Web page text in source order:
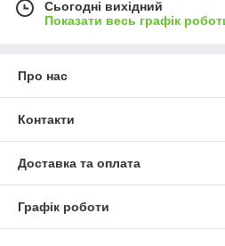
Сьогодні вихідний
Показати весь графік
Про нас
Контакти
Доставка та оплата
Графік роботи